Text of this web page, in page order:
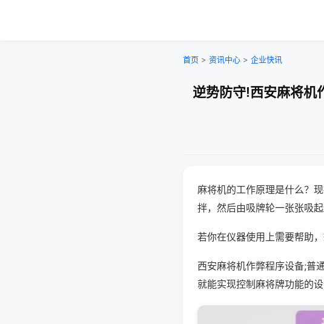
首页 > 资讯中心 > 企业快讯
逆势防守!西安麻将机
麻将机的工作原理是什么？
拌，然后由吸牌轮一张张吸
若你在仪器使用上需要帮助
西安麻将机作弊程序设备;普
就能实现控制麻将牌功能的设